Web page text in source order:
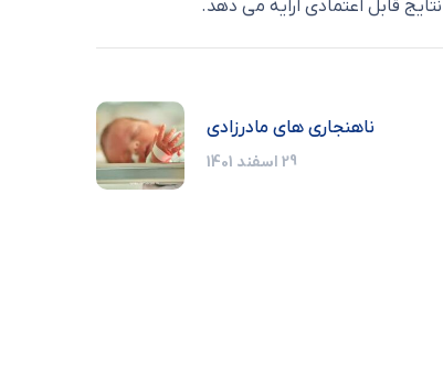
ناهنجاری های مادرزادی
29 اسفند 1401